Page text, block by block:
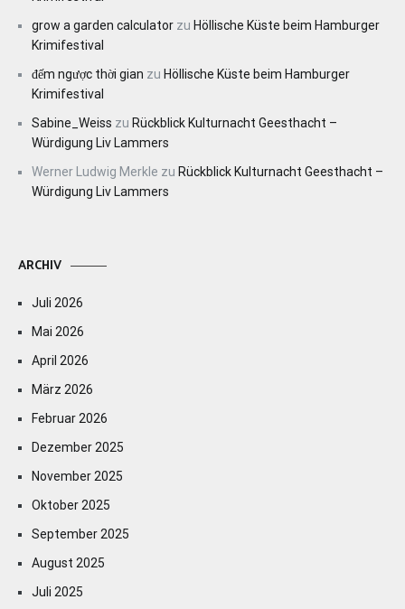
grow a garden calculator zu Höllische Küste beim Hamburger
Krimifestival
đếm ngược thời gian zu Höllische Küste beim Hamburger
Krimifestival
Sabine_Weiss zu Rückblick Kulturnacht Geesthacht –
Würdigung Liv Lammers
Werner Ludwig Merkle zu Rückblick Kulturnacht Geesthacht –
Würdigung Liv Lammers
ARCHIV
Juli 2026
Mai 2026
April 2026
März 2026
Februar 2026
Dezember 2025
November 2025
Oktober 2025
September 2025
August 2025
Juli 2025